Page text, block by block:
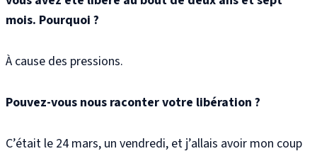
mois. Pourquoi ?
À cause des pressions.
Pouvez-vous nous raconter votre libération ?
C’était le 24 mars, un vendredi, et j’allais avoir mon coup